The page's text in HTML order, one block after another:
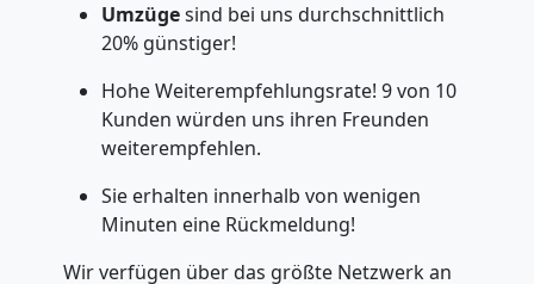
Umzügesind bei uns durchschnittlich
20% günstiger!
Hohe Weiterempfehlungsrate! 9 von 10
Kunden würden uns ihren Freunden
weiterempfehlen.
Sie erhalten innerhalb von wenigen
Minuten eine Rückmeldung!
Wir verfügen über das größte Netzwerk an